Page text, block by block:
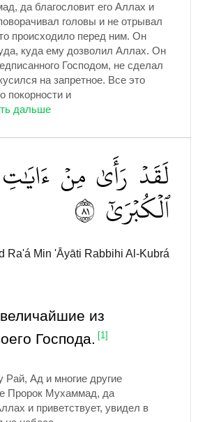
да благословит его Аллах и
головы и не отрывал
происходило перед ним. Он
куда ему дозволил Аллах. Он
Господом, не сделал
на запретное. Все это
покорности и
لَقَدۡ رَأَىٰ مِنۡ ءَايَٰتِ
ٱلۡكُبۡرَىٰٓ ١٨
Ra'á Min 'Āyāti Rabbihi Al-Kubrá
из
Господа.
[1]
Рай, Ад и многие другие
Пророк Мухаммад, да
и приветствует, увидел в